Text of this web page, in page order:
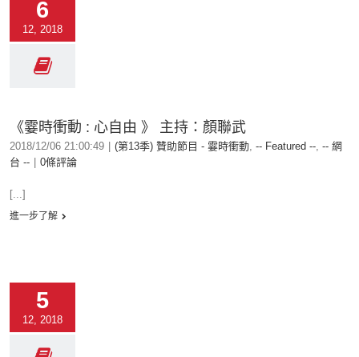
6
12, 2018
《霎時衝動 : 心自由 》 主持：顏聯武
2018/12/06 21:00:49 (第13季) 贊助節目 - 霎時衝動, -- Featured --, -- 網
台 --
0條評論
[...]
進一步了解
5
12, 2018